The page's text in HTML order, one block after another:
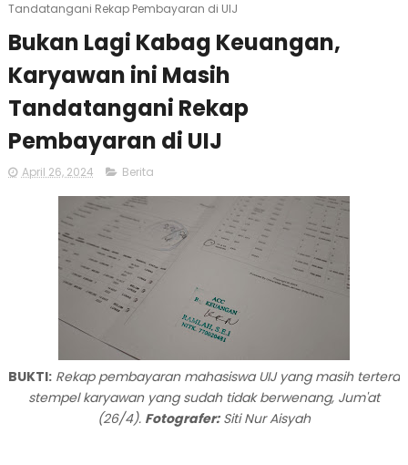
Tandatangani Rekap Pembayaran di UIJ
Bukan Lagi Kabag Keuangan,
Karyawan ini Masih
Tandatangani Rekap
Pembayaran di UIJ
April 26, 2024 Berita
BUKTI: Rekap pembayaran mahasiswa UIJ yang masih tertera
stempel karyawan yang sudah tidak berwenang, Jum'at
(26/4). Fotografer:Siti Nur Aisyah